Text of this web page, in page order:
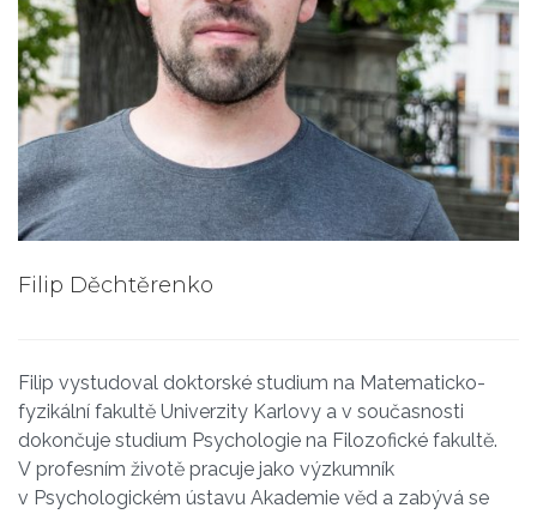
Filip Děchtěrenko
Filip vystudoval doktorské studium na Matematicko-
fyzikální fakultě Univerzity Karlovy a v současnosti
dokončuje studium Psychologie na Filozofické fakultě.
V profesním životě pracuje jako výzkumník
v Psychologickém ústavu Akademie věd a zabývá se